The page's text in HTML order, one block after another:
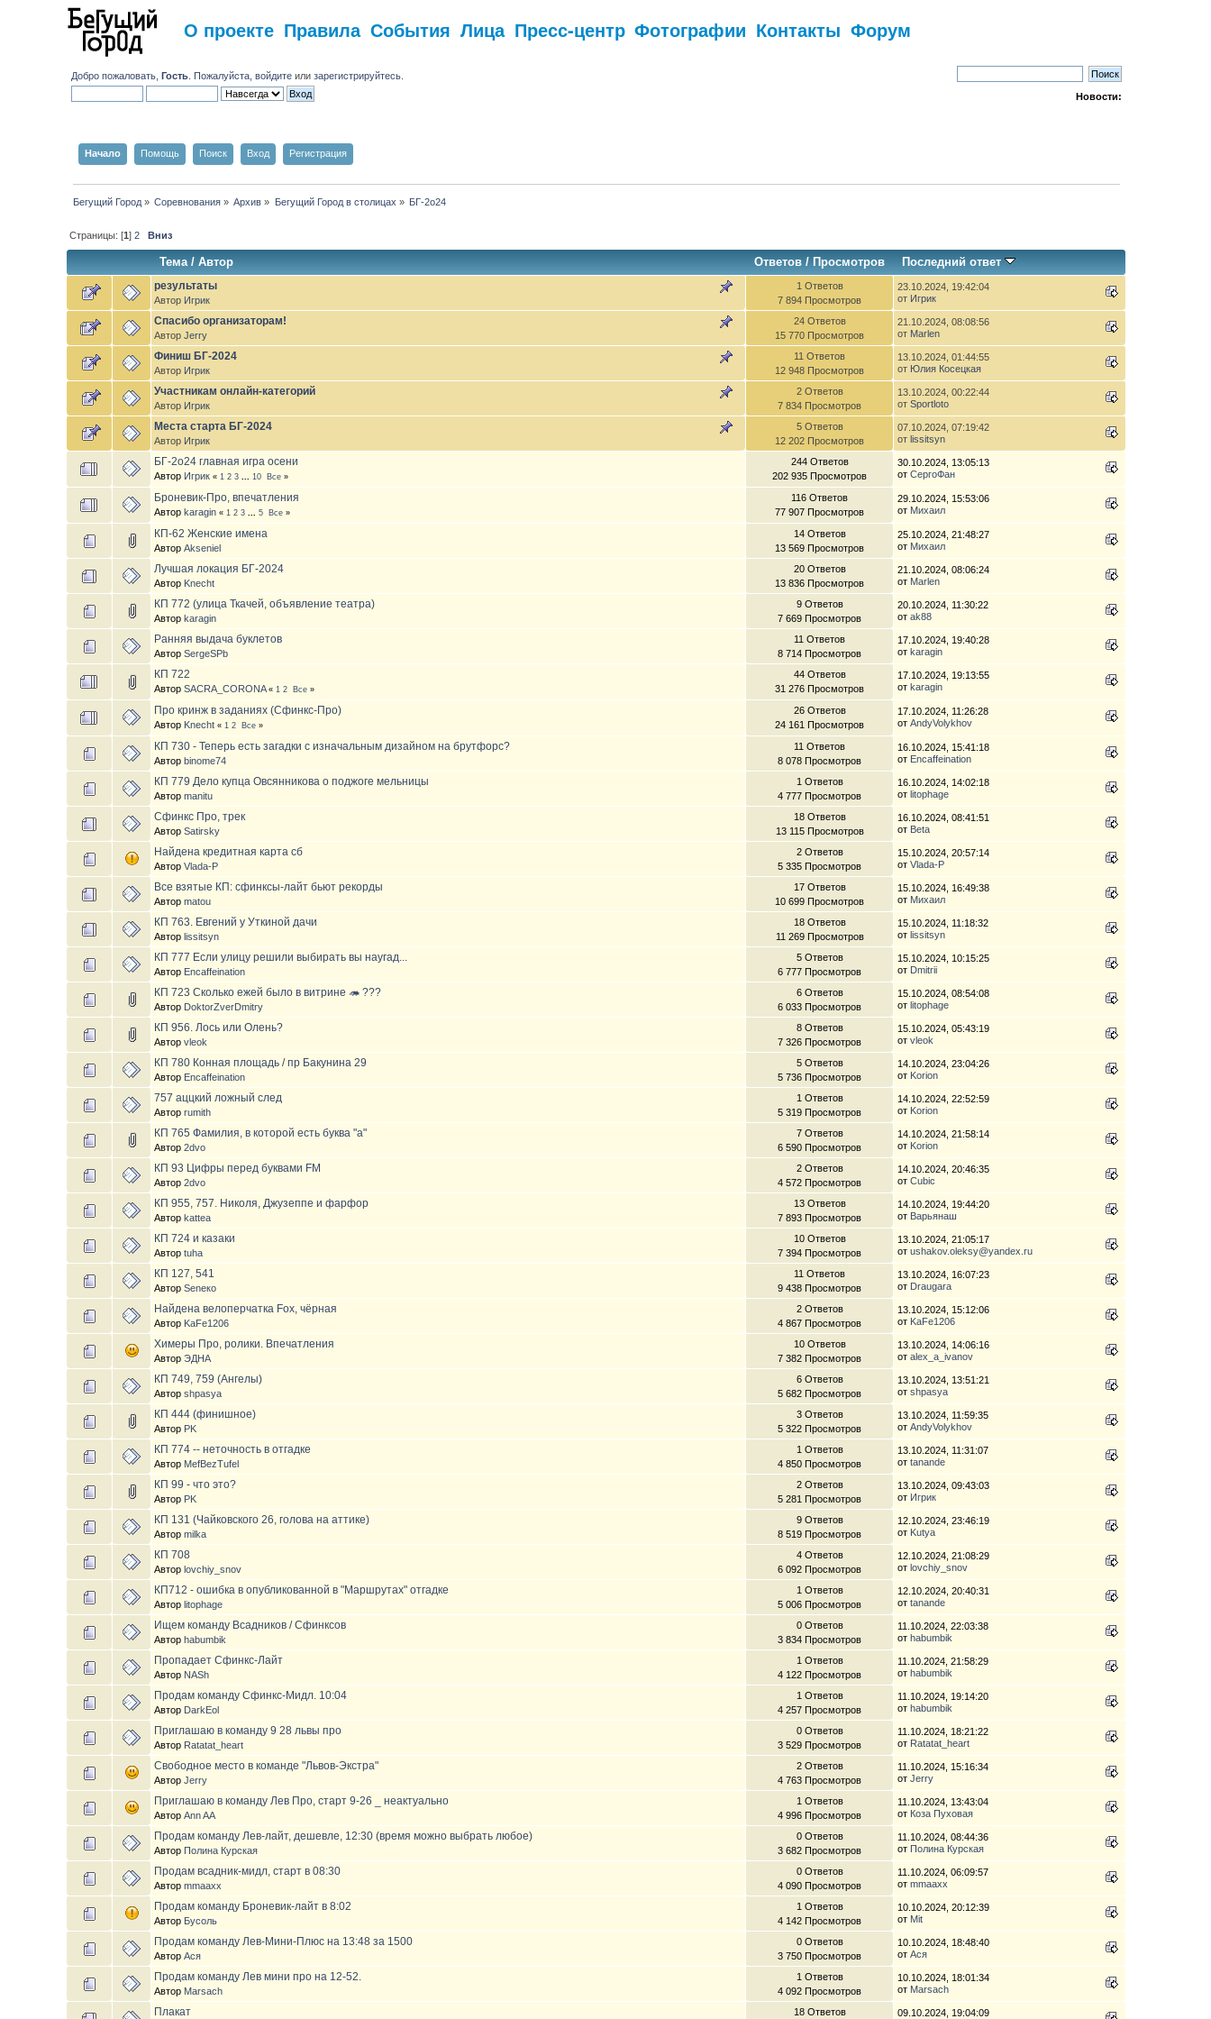
О проекте Правила События Лица Пресс-центр Фотографии Контакты Форум
Добро пожаловать,Гость . Пожалуйста,войдите илизарегистрируйтесь
Новости:
Начало Помощь Поиск Вход Регистрация
Бегущий Город» Соревнования» Архив » Бегущий Город в столицах » БГ-2о24
Страницы: [1] 2 Вниз
Тема/ Автор Ответов/ Просмотров Последний ответ
результаты
Автор Игрик
1 Ответов
7 894 Просмотров
23.10.2024, 19:42:04
от Игрик
Спасибо организаторам!
АвторJerry
24 Ответов
15 770 Просмотров
21.10.2024, 08:08:56
от Marlen
Финиш БГ-2024
Автор Игрик
11 Ответов
12 948 Просмотров
13.10.2024, 01:44:55
от Юлия Косецкая
Участникам онлайн-категорий
Автор Игрик
2 Ответов
7 834 Просмотров
13.10.2024, 00:22:44
отSportloto
Места старта БГ-2024
Автор Игрик
5 Ответов
12 202 Просмотров
07.10.2024, 07:19:42
отlissitsyn
БГ-2о24 главная игра осени
Автор Игрик « 1 2 3 10 Все »
244 Ответов
202 935 Просмотров
30.10.2024, 13:05:13
отСергоФан
Броневик-Про, впечатления
Авторkaragin « 1 2 3 ...5 Все »
116 Ответов
77 907 Просмотров
29.10.2024, 15:53:06
от Михаил
КП-62 Женские имена
АвторAkseniel
14 Ответов
13 569 Просмотров
25.10.2024, 21:48:27
от Михаил
Лучшая локация БГ-2024
Автор Knecht
20 Ответов
13 836 Просмотров
21.10.2024, 08:06:24
от Marlen
КП 772 (улица Ткачей, объявление театра)
Авторkaragin
9 Ответов
7 669 Просмотров
20.10.2024, 11:30:22
отak88
Ранняя выдача буклетов
АвторSergeSPb
11 Ответов
8 714 Просмотров
17.10.2024, 19:40:28
отkaragin
КП 722
АвторSACRA_CORONA « 1 2 Все »
44 Ответов
31 276 Просмотров
17.10.2024, 19:13:55
отkaragin
Про кринж в заданиях (Сфинкс-Про)
Автор Knecht « 1 2 Все »
26 Ответов
24 161 Просмотров
17.10.2024, 11:26:28
отAndyVolykhov
КП 730 - Теперь есть загадки с изначальным дизайном на брутфорс?
Авторbinome74
11 Ответов
8 078 Просмотров
16.10.2024, 15:41:18
от Encaffeination
КП 779 Дело купца Овсянникова о поджоге мельницы
Авторmanitu
1 Ответов
4 777 Просмотров
16.10.2024, 14:02:18
отlitophage
Сфинкс Про, трек
АвторSatirsky
18 Ответов
13 115 Просмотров
16.10.2024, 08:41:51
от Beta
Найдена кредитная карта сб
АвторVlada-P
2 Ответов
5 335 Просмотров
15.10.2024, 20:57:14
отVlada-P
Все взятые КП: сфинксы-лайт бьют рекорды
Авторmatou
17 Ответов
10 699 Просмотров
15.10.2024, 16:49:38
от Михаил
КП 763. Евгений у Уткиной дачи
Авторlissitsyn
18 Ответов
11 269 Просмотров
15.10.2024, 11:18:32
отlissitsyn
КП 777 Если улицу решили выбирать вы наугад...
Автор Encaffeination
5 Ответов
6 777 Просмотров
15.10.2024, 10:15:25
от Dmitrii
КП 723 Сколько ежей было в витрине 🦔 ???
Автор DoktorZverDmitry
6 Ответов
6 033 Просмотров
15.10.2024, 08:54:08
отlitophage
КП 956. Лось или Олень?
Авторvleok
8 Ответов
7 326 Просмотров
15.10.2024, 05:43:19
отvleok
КП 780 Конная площадь / пр Бакунина 29
Автор Encaffeination
5 Ответов
5 736 Просмотров
14.10.2024, 23:04:26
от Korion
757 аццкий ложный след
Авторrumith
1 Ответов
5 319 Просмотров
14.10.2024, 22:52:59
от Korion
КП 765 Фамилия, в которой есть буква "а"
Автор2dvo
7 Ответов
6 590 Просмотров
14.10.2024, 21:58:14
от Korion
КП 93 Цифры перед буквами FM
Автор2dvo
2 Ответов
4 572 Просмотров
14.10.2024, 20:46:35
отCubic
КП 955, 757. Николя, Джузеппе и фарфор
Авторkattea
13 Ответов
7 893 Просмотров
14.10.2024, 19:44:20
от Варьянаш
КП 724 и казаки
Авторtuha
10 Ответов
7 394 Просмотров
13.10.2024, 21:05:17
отushakov.oleksy@yandex.ru
КП 127, 541
АвторSeneко
11 Ответов
9 438 Просмотров
13.10.2024, 16:07:23
от Draugara
Найдена велоперчатка Fox, чёрная
Автор KaFe1206
2 Ответов
4 867 Просмотров
13.10.2024, 15:12:06
от KaFe1206
Химеры Про, ролики. Впечатления
АвторЭДНА
10 Ответов
7 382 Просмотров
13.10.2024, 14:06:16
отalex_a_ivanov
КП 749, 759 (Ангелы)
Авторshpasya
6 Ответов
5 682 Просмотров
13.10.2024, 13:51:21
отshpasya
КП 444 (финишное)
Автор PK
3 Ответов
5 322 Просмотров
13.10.2024, 11:59:35
отAndyVolykhov
КП 774 -- неточность в отгадке
Автор MefBezTufel
1 Ответов
4 850 Просмотров
13.10.2024, 11:31:07
отtanande
КП 99 - что это?
Автор PK
2 Ответов
5 281 Просмотров
13.10.2024, 09:43:03
от Игрик
КП 131 (Чайковского 26, голова на аттике)
Авторmilka
9 Ответов
8 519 Просмотров
12.10.2024, 23:46:19
от Kutya
КП 708
Авторlovchiy_snov
4 Ответов
6 092 Просмотров
12.10.2024, 21:08:29
отlovchiy_snov
КП712 - ошибка в опубликованной в "Маршрутах" отгадке
Авторlitophage
1 Ответов
5 006 Просмотров
12.10.2024, 20:40:31
отtanande
Ищем команду Всадников / Сфинксов
Авторhabumbik
0 Ответов
3 834 Просмотров
11.10.2024, 22:03:38
отhabumbik
Пропадает Сфинкс-Лайт
Автор NASh
1 Ответов
4 122 Просмотров
11.10.2024, 21:58:29
отhabumbik
Продам команду Сфинкс-Мидл. 10:04
Автор DarkEol
1 Ответов
4 257 Просмотров
11.10.2024, 19:14:20
отhabumbik
Приглашаю в команду 9 28 львы про
Автор Ratatat_heart
0 Ответов
3 529 Просмотров
11.10.2024, 18:21:22
от Ratatat_heart
Свободное место в команде "Львов-Экстра"
АвторJerry
2 Ответов
4 763 Просмотров
11.10.2024, 15:16:34
отJerry
Приглашаю в команду Лев Про, старт 9-26 _ неактуально
АвторAnn AA
1 Ответов
4 996 Просмотров
11.10.2024, 13:43:04
от Коза Пуховая
Продам команду Лев-лайт, дешевле, 12:30 (время можно выбрать любое)
Автор Полина Курская
0 Ответов
3 682 Просмотров
11.10.2024, 08:44:36
от Полина Курская
Продам всадник-мидл, старт в 08:30
Авторmmaaxx
0 Ответов
4 090 Просмотров
11.10.2024, 06:09:57
отmmaaxx
Продам команду Броневик-лайт в 8:02
Автор Бусоль
1 Ответов
4 142 Просмотров
10.10.2024, 20:12:39
от Mit
Продам команду Лев-Мини-Плюс на 13:48 за 1500
АвторАся
0 Ответов
3 750 Просмотров
10.10.2024, 18:48:40
отАся
Продам команду Лев мини про на 12-52.
Автор Marsach
1 Ответов
4 092 Просмотров
10.10.2024, 18:01:34
от Marsach
Плакат 18 Ответов
09.10.2024, 19:04:09